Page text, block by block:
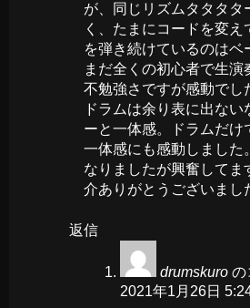
が、同じリズムタタタタ
く、たまにコードを変え
を弾き続けているのはベ
まだ全くの初心者で生演
不勉強さですが感動でし
ドラムは余り表に出な
ーと一体感。ドラムだけ
一体感にも感動しました
なりましたが興奮してま
介ありがとうございまし
返信
drumskuro の
2021年1月26日